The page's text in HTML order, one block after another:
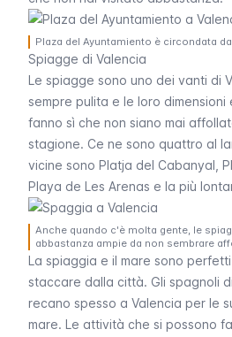
Plaza del Ayuntamiento è circondata
Spiagge di Valencia
Le spiagge sono uno dei vanti di
sempre pulita e le loro dimensioni
fanno sì che non siano mai
stagione. Ce ne sono quattro al
vicine sono Platja del Cabanyal,
Playa de Les Arenas e la più
Anche quando c'è molta gente, le
abbastanza ampie da non sembrare
La spiaggia e il mare sono
staccare dalla città. Gli spagnoli
recano spesso a Valencia per le
mare. Le attività che si possono